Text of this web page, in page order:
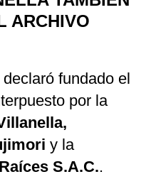
ARCHIVO
fundado el
por la
y la
S.A.C..